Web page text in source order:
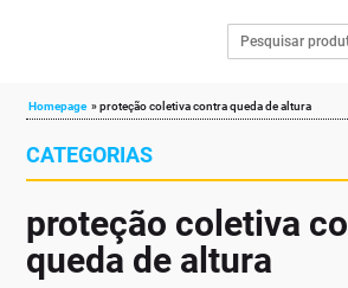
Homepage »proteção coletiva contra queda de altura
CATEGORIAS
proteção coletiva
queda de altura